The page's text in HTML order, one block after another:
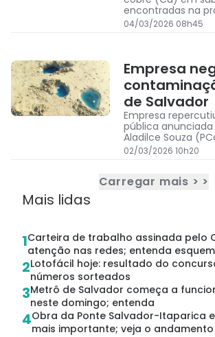
encontradas na
04/03/2026 08h45
Empresa
de Salvador
Empresa
pública
Aladilce Souza
de Salvador, para
contaminação na
02/03/2026 10h20
Carregar mais > >
Mais lidas
1Carteira de trabalho assinada pelo
atenção nas redes; entenda
2Lotofácil hoje: resultado do
números sorteados
3Metrô de Salvador começa a
neste domingo; entenda
4Obra da Ponte Salvador-Itaparica
mais importante; veja o andamento